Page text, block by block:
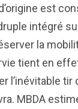
est
intégré
la
tient en
l’inévitable tir
MBDA